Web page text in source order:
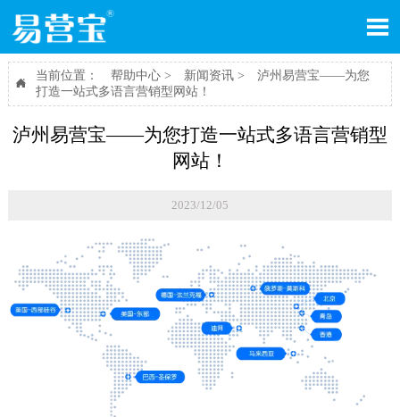


当前位置： 帮助中心> 新闻资讯>
泸州易营宝——为您
打造一站式多语言营销型网站！
泸州易营宝——为您打造一站式多语言营销型
网站！
2023/12/05